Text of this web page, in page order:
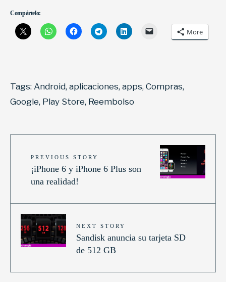
Compártelo:
More
Tags: Android, aplicaciones, apps, Compras,
Google, Play Store, Reembolso
PREVIOUS STORY
¡iPhone 6 y iPhone 6 Plus son
una realidad!
NEXT STORY
Sandisk anuncia su tarjeta SD
de 512 GB